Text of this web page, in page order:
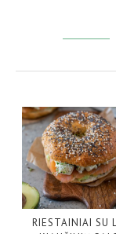
RIESTAINIAI SU